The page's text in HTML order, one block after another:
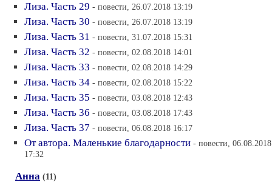
Лиза. Часть 29 - повести, 26.07.2018 13:19
Лиза. Часть 30 - повести, 26.07.2018 13:19
Лиза. Часть 31 - повести, 31.07.2018 15:31
Лиза. Часть 32 - повести, 02.08.2018 14:01
Лиза. Часть 33 - повести, 02.08.2018 14:29
Лиза. Часть 34 - повести, 02.08.2018 15:22
Лиза. Часть 35 - повести, 03.08.2018 12:43
Лиза. Часть 36 - повести, 03.08.2018 17:43
Лиза. Часть 37 - повести, 06.08.2018 16:17
От автора. Маленькие благодарности - повести, 06.08.2018
17:32
Анна (11)